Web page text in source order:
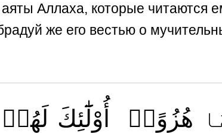
Аллаха, которые читаются
же его вестью о
هُزُوًاۚ أُوْلَٰٓئِكَ لَهُمۡ